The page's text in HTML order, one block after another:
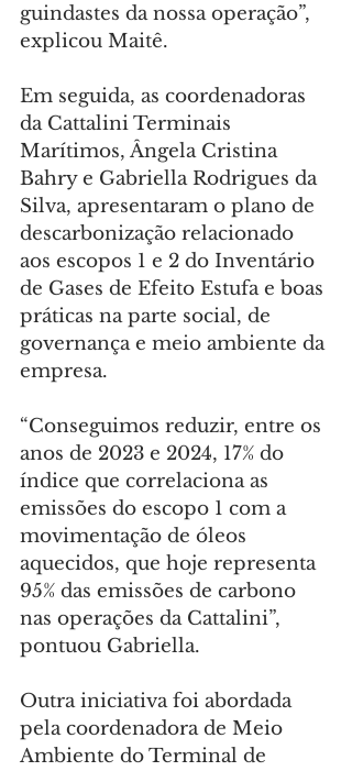
guindastes da nossa operação”,
explicou Maitê.
Em seguida, as coordenadoras
da Cattalini Terminais
Marítimos, Ângela Cristina
Bahry e Gabriella Rodrigues da
Silva, apresentaram o plano de
descarbonização relacionado
aos escopos 1 e 2 do Inventário
de Gases de Efeito Estufa e boas
práticas na parte social, de
governança e meio ambiente da
empresa.
“Conseguimos reduzir, entre os
anos de 2023 e 2024, 17% do
índice que correlaciona as
emissões do escopo 1 com a
movimentação de óleos
aquecidos, que hoje representa
95% das emissões de carbono
nas operações da Cattalini”,
pontuou Gabriella.
Outra iniciativa foi abordada
pela coordenadora de Meio
Ambiente do Terminal de